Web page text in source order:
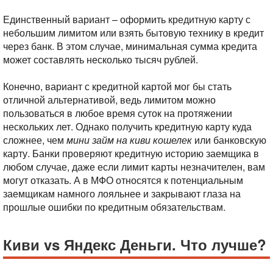
Единственный вариант – оформить кредитную карту с
небольшим лимитом или взять бытовую технику в кредит
через банк. В этом случае, минимальная сумма кредита
может составлять несколько тысяч рублей.
Конечно, вариант с кредитной картой мог бы стать
отличной альтернативой, ведь лимитом можно
пользоваться в любое время суток на протяжении
нескольких лет. Однако получить кредитную карту куда
сложнее, чем мини займ на киви кошелек или банковскую
карту. Банки проверяют кредитную историю заемщика в
любом случае, даже если лимит карты незначителен, вам
могут отказать. А в МФО относятся к потенциальным
заемщикам намного лояльнее и закрывают глаза на
прошлые ошибки по кредитным обязательствам.
Киви vs Яндекс Деньги. Что лучше?